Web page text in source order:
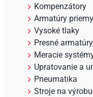
Kompenzátory
Armatúry
Vysoké tlaky
Presné armatúry
Meracie
Upratovanie a
Pneumatika
Stroje na